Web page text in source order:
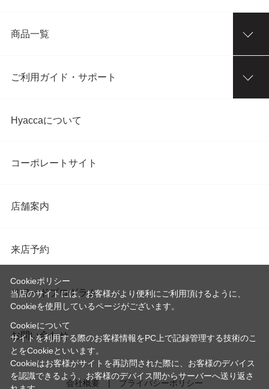
商品一覧
ご利用ガイド・サポート
Hyaccaについて
コーポレートサイト
店舗案内
来店予約
リワードプログラム
お問い合わせ
会社概要 プライバシーポリシー
Cookieポリシー
当店のサイトには、お客様がより便利にご利用頂けるように、
Cookieを使用しているページがございます。
Cookieについて
サイトを利用する際のお客様情報をPC上で記録管理する技術のこ
とをCookieといいます。
Cookieはお客様がサイトを再訪問された際に、お客様のデバイス
を認識できるよう、お客様のデバイス間からサーバーへ送り返さ